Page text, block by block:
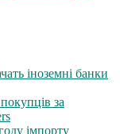
іноземні банки
за
імпорту